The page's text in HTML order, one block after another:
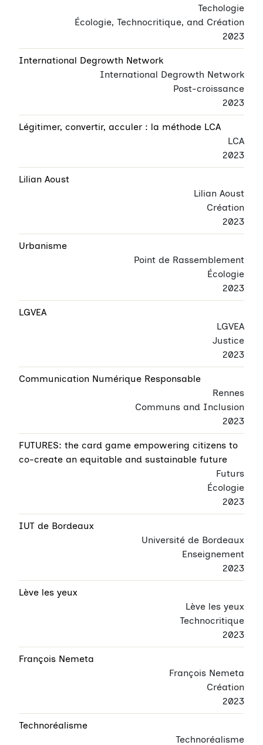
Techologie
Écologie, Technocritique, and Création
2023
International Degrowth Network
International Degrowth Network
Post-croissance
2023
Légitimer, convertir, acculer : la méthode LCA
LCA
2023
Lilian Aoust
Lilian Aoust
Création
2023
Urbanisme
Point de Rassemblement
Écologie
2023
LGVEA
LGVEA
Justice
2023
Communication Numérique Responsable
Rennes
Communs and Inclusion
2023
FUTURES: the card game empowering citizens to
co-create an equitable and sustainable future
Futurs
Écologie
2023
IUT de Bordeaux
Université de Bordeaux
Enseignement
2023
Lève les yeux
Lève les yeux
Technocritique
2023
François Nemeta
François Nemeta
Création
2023
Technoréalisme
Technoréalisme